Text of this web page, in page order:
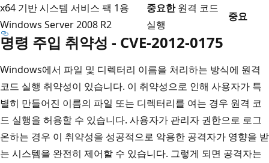
x64 기반 시스템 서비스 팩 1용
Windows Server 2008 R2
중요한원격 코드
실행
중요
명령 주입 취약성 - CVE-2012-0175
Windows에서 파일 및 디렉터리 이름을 처리하는 방식에 원격
코드 실행 취약성이 있습니다. 이 취약성으로 인해 사용자가 특
별히 만들어진 이름의 파일 또는 디렉터리를 여는 경우 원격 코
드 실행을 허용할 수 있습니다. 사용자가 관리자 권한으로 로그
온하는 경우 이 취약성을 성공적으로 악용한 공격자가 영향을 받
는 시스템을 완전히 제어할 수 있습니다. 그렇게 되면 공격자는